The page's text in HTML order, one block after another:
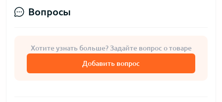
Вопросы
Хотите узнать больше? Задайте вопрос о товаре
Добавить вопрос